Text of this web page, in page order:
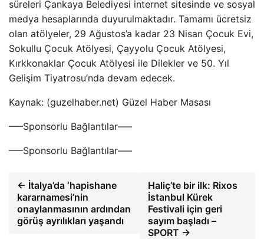
süreleri Çankaya Belediyesi internet sitesinde ve sosyal
medya hesaplarında duyurulmaktadır. Tamamı ücretsiz
olan atölyeler, 29 Ağustos’a kadar 23 Nisan Çocuk Evi,
Sokullu Çocuk Atölyesi, Çayyolu Çocuk Atölyesi,
Kırkkonaklar Çocuk Atölyesi ile Dilekler ve 50. Yıl
Gelişim Tiyatrosu’nda devam edecek.
Kaynak: (guzelhaber.net) Güzel Haber Masası
—–Sponsorlu Bağlantılar—–
—–Sponsorlu Bağlantılar—–
← İtalya’da ‘hapishane
kararnamesi’nin
onaylanmasının ardından
görüş ayrılıkları yaşandı
Haliç’te bir ilk: Rixos
İstanbul Kürek
Festivali için geri
sayım başladı –
SPORT →